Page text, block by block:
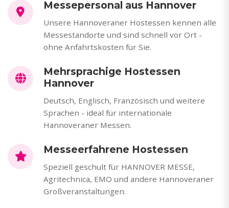
Messepersonal aus Hannover
Unsere Hannoveraner Hostessen kennen alle
Messestandorte und sind schnell vor Ort -
ohne Anfahrtskosten für Sie.
Mehrsprachige Hostessen
Hannover
Deutsch, Englisch, Französisch und weitere
Sprachen - ideal für internationale
Hannoveraner Messen.
Messeerfahrene Hostessen
Speziell geschult für HANNOVER MESSE,
Agritechnica, EMO und andere Hannoveraner
Großveranstaltungen.